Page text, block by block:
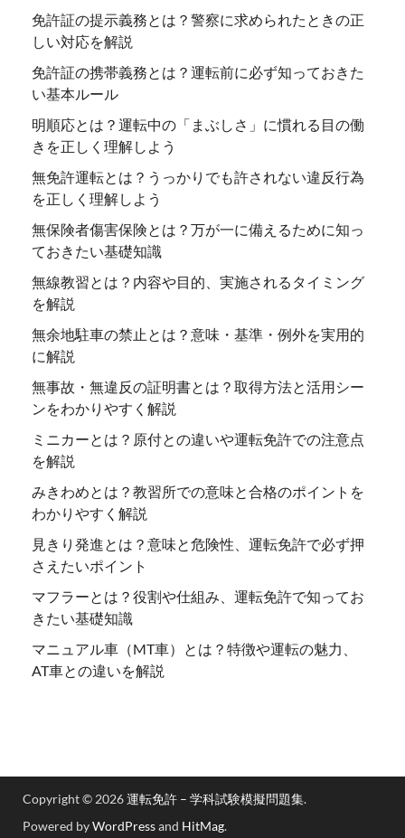
免許証の提示義務とは？警察に求められたときの正
しい対応を解説
免許証の携帯義務とは？運転前に必ず知っておきた
い基本ルール
明順応とは？運転中の「まぶしさ」に慣れる目の働
きを正しく理解しよう
無免許運転とは？うっかりでも許されない違反行為
を正しく理解しよう
無保険者傷害保険とは？万が一に備えるために知っ
ておきたい基礎知識
無線教習とは？内容や目的、実施されるタイミング
を解説
無余地駐車の禁止とは？意味・基準・例外を実用的
に解説
無事故・無違反の証明書とは？取得方法と活用シー
ンをわかりやすく解説
ミニカーとは？原付との違いや運転免許での注意点
を解説
みきわめとは？教習所での意味と合格のポイントを
わかりやすく解説
見きり発進とは？意味と危険性、運転免許で必ず押
さえたいポイント
マフラーとは？役割や仕組み、運転免許で知ってお
きたい基礎知識
マニュアル車（MT車）とは？特徴や運転の魅力、
AT車との違いを解説
Copyright © 2026運転免許 – 学科試験模擬問題集.
Powered byWordPressand HitMag.